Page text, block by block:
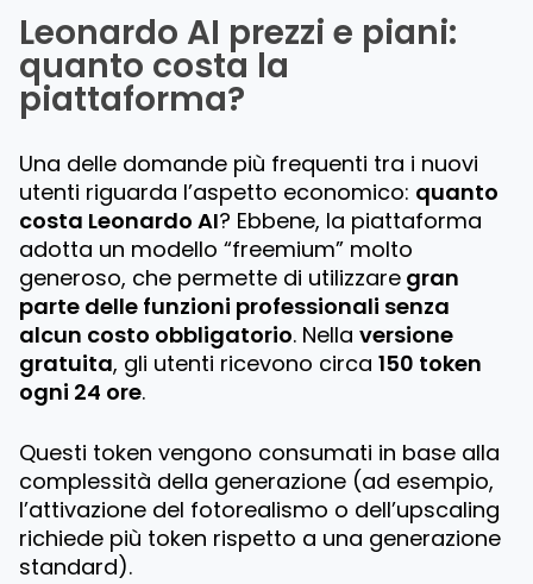
Leonardo AI prezzi e piani:
quanto costa la
piattaforma?
Una delle domande più frequenti tra i nuovi
utenti riguarda l’aspetto economico: quanto
costa Leonardo AI? Ebbene, la piattaforma
adotta un modello “freemium” molto
generoso, che permette di utilizzare gran
parte delle funzioni professionali senza
alcun costo obbligatorio. Nellaversione
gratuita, gli utenti ricevono circa150 token
ogni 24 ore.
Questi token vengono consumati in base alla
complessità della generazione (ad esempio,
l’attivazione del fotorealismo o dell’upscaling
richiede più token rispetto a una generazione
standard).